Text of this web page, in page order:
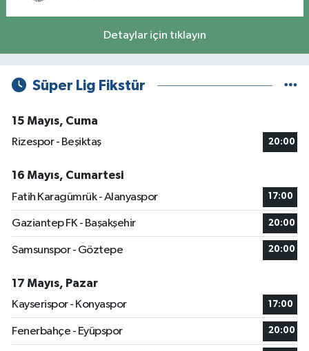
Detaylar için tıklayın
Süper Lig Fikstür
15 Mayıs, Cuma
Rizespor - Beşiktaş
20:00
16 Mayıs, Cumartesi
Fatih Karagümrük - Alanyaspor
17:00
Gaziantep FK - Başakşehir 20:00
Samsunspor - Göztepe 20:00
17 Mayıs, Pazar
Kayserispor - Konyaspor
17:00
Fenerbahçe - Eyüpspor 20:00